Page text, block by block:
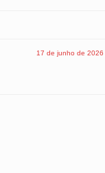
17 de junho de 2026